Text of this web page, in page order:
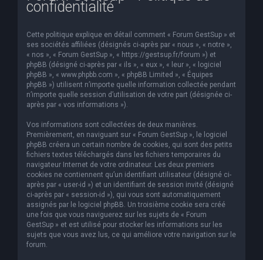
confidentialité
Cette politique explique en détail comment « Forum GestSup » et
ses sociétés affiliées (désignés ci-après par « nous », « notre »,
« nos », « Forum GestSup », « https://gestsup.fr/forum ») et
phpBB (désigné ci-après par « ils », « eux », « leur », « logiciel
phpBB », « www.phpbb.com », « phpBB Limited », « Équipes
phpBB ») utilisent n’importe quelle information collectée pendant
n’importe quelle session d’utilisation de votre part (désignée ci-
après par « vos informations »).
Vos informations sont collectées de deux manières.
Premièrement, en naviguant sur « Forum GestSup », le logiciel
phpBB créera un certain nombre de cookies, qui sont des petits
fichiers textes téléchargés dans les fichiers temporaires du
navigateur Internet de votre ordinateur. Les deux premiers
cookies ne contiennent qu’un identifiant utilisateur (désigné ci-
après par « user-id ») et un identifiant de session invité (désigné
ci-après par « session-id »), qui vous sont automatiquement
assignés par le logiciel phpBB. Un troisième cookie sera créé
une fois que vous naviguerez sur les sujets de « Forum
GestSup » et est utilisé pour stocker les informations sur les
sujets que vous avez lus, ce qui améliore votre navigation sur le
forum.